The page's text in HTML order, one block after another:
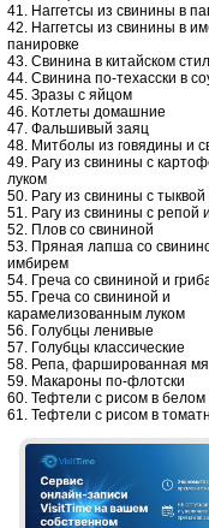
41. Наггетсы из свинины в
42. Наггетсы из свинины в
панировке
43. Свинина в китайском
44. Свинина по-техасски в
45. Зразы с яйцом
46. Котлеты домашние
47. Фальшивый заяц
48. Митболы из говядины и
49. Рагу из свинины с
луком
50. Рагу из свинины с
51. Рагу из свинины с репой
52. Плов со свининой
53. Пряная лапша со
имбирем
54. Греча со свининой и
55. Греча со свининой и
карамелизованным луком
56. Голубцы ленивые
57. Голубцы классические
58. Репа, фаршированная
59. Макароны по-флотски
60. Тефтели с рисом в белом
61. Тефтели с рисом в